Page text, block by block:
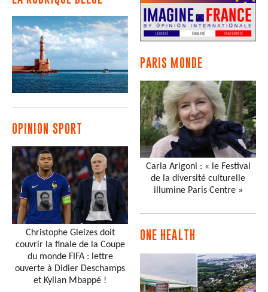
OPINION SPORT
Christophe Gleizes doit
couvrir la finale de la Coupe
du monde FIFA : lettre
ouverte à Didier Deschamps
et Kylian Mbappé !
PARIS MONDE
Carla Arigoni : « le Festival
de la diversité culturelle
illumine Paris Centre »
ONE HEALTH